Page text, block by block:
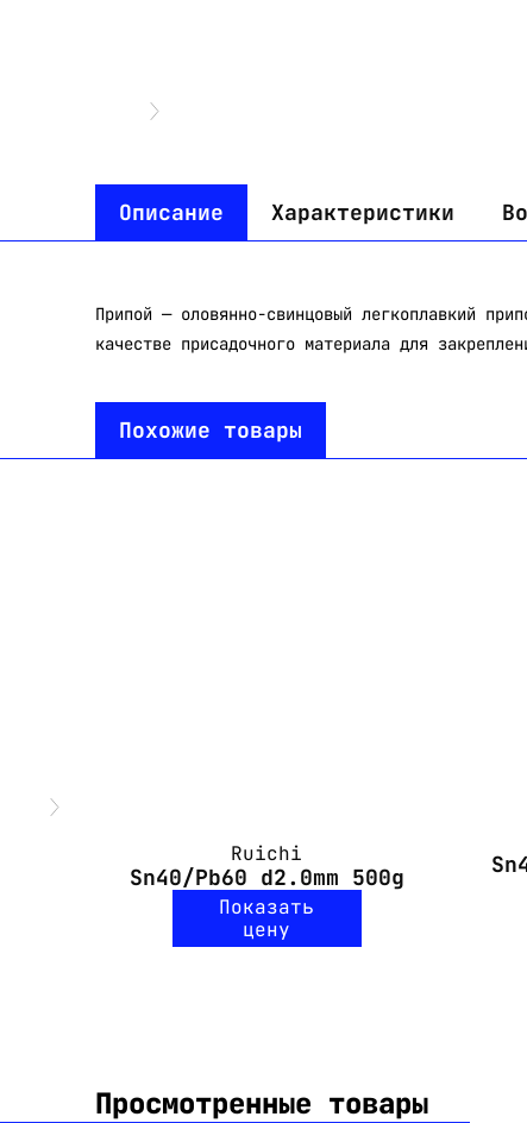
Описание Характеристики
Припой — оловянно-свинцовый легкоплавкий
качестве присадочного материала для
Похожие товары
Ruichi
Sn40/Pb60 d2.0mm 500g
Показать
цену
Просмотренные товары